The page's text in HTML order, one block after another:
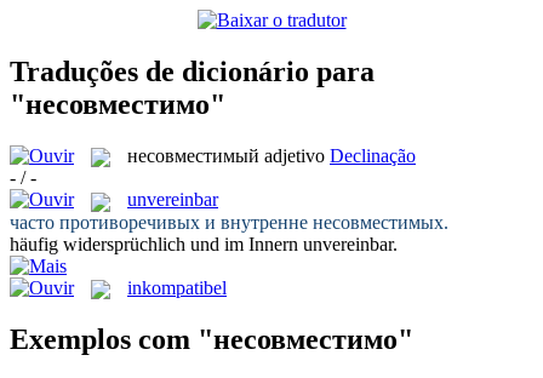
Traduções de dicionário para
"несовместимо"
несовместимый adjetivo Declinação
- / -
unvereinbar
часто противоречивых и внутренне несовместимых.
häufig widersprüchlich und im Innern unvereinbar.
inkompatibel
Exemplos com "несовместимо"